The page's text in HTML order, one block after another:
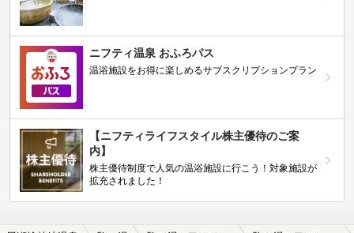
ニフティ温泉 おふろパス
温浴施設をお得に楽しめるサブスクリプションプラン
【ニフティライフスタイル株主優待のご案
内】
株主優待制度で人気の温浴施設に行こう！対象施設が
拡充されました！